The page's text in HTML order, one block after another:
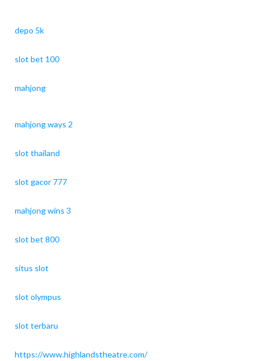
depo 5k
slot bet 100
mahjong
mahjong ways 2
slot thailand
slot gacor 777
mahjong wins 3
slot bet 800
situs slot
slot olympus
slot terbaru
https://www.highlandstheatre.com/